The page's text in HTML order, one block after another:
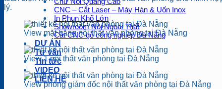
CNC – Cắt Laser – Máy Hàn & Uốn Inox
In Phun Khổ Lớn
Showroom Nội Ngoại Thất
Cắt CNC gỗ công nghiệp Đà Nẵng
DỰ ÁN
Tư vấn
Tin tức
VIDEO
LIÊN HỆ
lý.
View mặt bằng nội thất văn phòng tại Đà Nẵng
View 1 nội thất văn phòng tại Đà Nẵng
View phòng giám đốc nội thất văn phòng tại Đà Nẵng